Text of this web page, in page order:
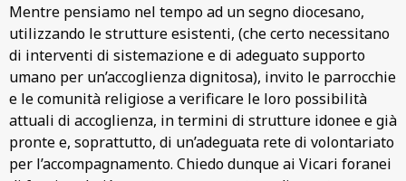
Mentre pensiamo nel tempo ad un segno diocesano,
utilizzando le strutture esistenti, (che certo necessitano
di interventi di sistemazione e di adeguato supporto
umano per un’accoglienza dignitosa), invito le parrocchie
e le comunità religiose a verificare le loro possibilità
attuali di accoglienza, in termini di strutture idonee e già
pronte e, soprattutto, di un’adeguata rete di volontariato
per l’accompagnamento. Chiedo dunque ai Vicari foranei